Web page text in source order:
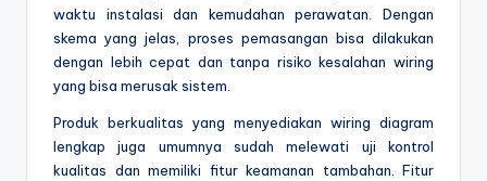
waktu instalasi dan kemudahan perawatan. Dengan
skema yang jelas, proses pemasangan bisa dilakukan
dengan lebih cepat dan tanpa risiko kesalahan wiring
yang bisa merusak sistem.
Produk berkualitas yang menyediakan wiring diagram
lengkap juga umumnya sudah melewati uji kontrol
kualitas dan memiliki fitur keamanan tambahan. Fitur